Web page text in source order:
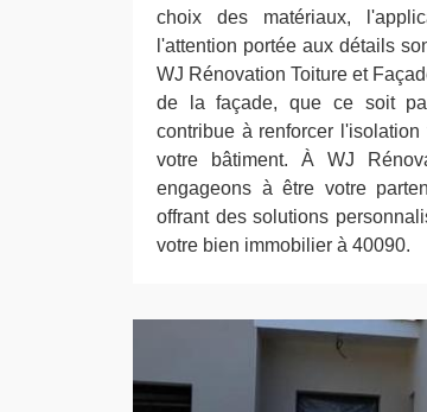
choix des matériaux,
l'attention portée aux détails
WJ Rénovation Toiture et
de la façade, que ce soit
contribue à renforcer
votre bâtiment. À WJ
engageons à être votre
offrant des solutions
votre bien immobilier à 40090.